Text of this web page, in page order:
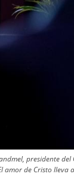
presidente
amor de Cristo